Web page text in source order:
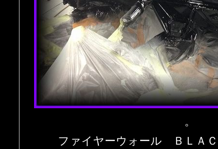
。
ファイヤーウォール ＢＬＡ